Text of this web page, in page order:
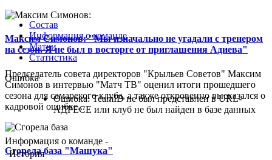
Максим Симонов: "Мы изначально не угадали с тренером
на сезон. Я не был в восторге от приглашения Адиева"
Председатель совета директоров "Крыльев Советов" Максим
Симонов в интервью "Матч ТВ" оценил итоги прошедшего
сезона для самарского клуба, а также откровенно высказался о
кадровой ошибке...
Сгорела база "Машука"
Состав
Информация о команде
Матчи
Статистика
Ошибка
Ошибка: TeamID не был представлен в URL-
АДРЕСЕ или клуб не был найден в базе данных
Информация о команде -
История